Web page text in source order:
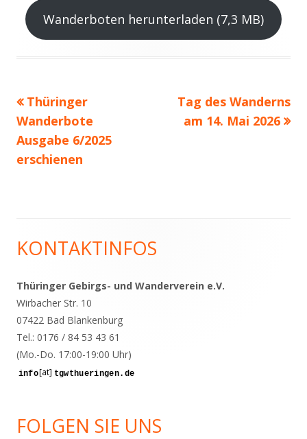
Wanderboten herunterladen (7,3 MB)
Beitragsnavigation
Vorheriger
Beitrag:
Thüringer
Wanderbote
Ausgabe 6/2025
erschienen
Nächster
Beitrag
Tag des Wanderns
am 14. Mai 2026
Haupt-
Seitenleiste
KONTAKTINFOS
Thüringer Gebirgs- und Wanderverein e.V.
Wirbacher Str. 10
07422 Bad Blankenburg
Tel.: 0176 / 84 53 43 61
(Mo.-Do. 17:00-19:00 Uhr)
[at]
FOLGEN SIE UNS